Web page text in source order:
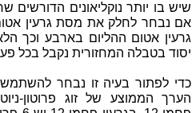
שיש בו יותר נוקליאונים
אם נבחר לחלק את מסת גרעין
גרעין אטום ההליום בארבע וכך
יסוד בטבלה המחזורית נקבל בכל
כדי לפתור בעיה זו נבחר
הערך הממוצע של זוג פרוטון-